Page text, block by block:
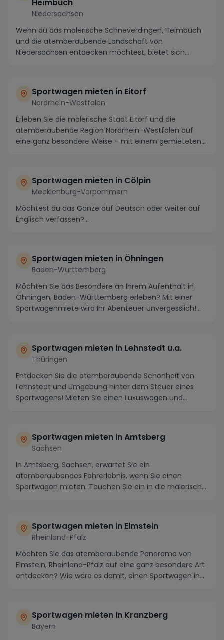
Niedersachsen
Wenn du das malerische Schneverdingen, Heimbuch
und die atemberaubende Landschaft von
Niedersachsen entdecken möchtest, bietet sich
Sportwagen mieten in Eitorf
Nordrhein-Westfalen
Erleben Sie die malerische Stadt Eitorf und die
atemberaubende Region Nordrhein-Westfalen auf
eine ganz besondere Weise – mit einem gemieteten
Sportwagen mieten in Cölpin
Mecklenburg-Vorpommern
Möchtest du das Ganze auf Deutsch oder weiter auf
Englisch verfassen?...
Sportwagen mieten in Öhningen
Baden-Württemberg
Möchten Sie das Besondere an Ihrem Aufenthalt in
Öhningen, Baden-Württemberg erleben? Mit einer
Sportwagenmiete wird Ihr Abenteuer unvergesslich!
Sportwagen mieten in Lehnstedt u.a.
Thüringen
Entdecken Sie die atemberaubende Schönheit von
Lehnstedt und Umgebung hinter dem Steuer eines
Sportwagens! Mieten Sie einen Luxuswagen und
Sportwagen mieten in Amtsberg
Sachsen
In Amtsberg, Sachsen, erwartet Sie ein
atemberaubendes Fahrerlebnis, wenn Sie einen
Sportwagen mieten. Tauchen Sie ein in die malerische
Sportwagen mieten in Elmstein
Rheinland-Pfalz
Möchten Sie das atemberaubende Panorama von
Elmstein, Rheinland-Pfalz auf eine ganz besondere Art
entdecken? Wie wäre es damit, einen Sportwagen in
Sportwagen mieten in Kranzberg
Bayern